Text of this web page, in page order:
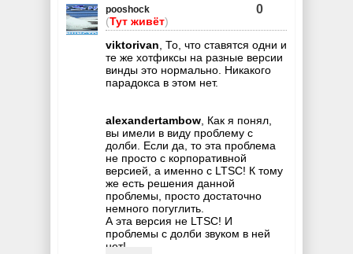
pooshock
(Тут живёт)
0
viktorivan, То, что ставятся одни и
те же хотфиксы на разные версии
винды это нормально. Никакого
парадокса в этом нет.
alexandertambow, Как я понял,
вы имели в виду проблему с
долби. Если да, то эта проблема
не просто с корпоративной
версией, а именно с LTSC! К тому
же есть решения данной
проблемы, просто достаточно
немного погуглить.
А эта версия не LTSC! И
проблемы с долби звуком в ней
нет!